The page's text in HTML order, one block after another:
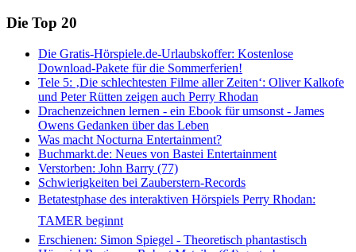
Die Top 20
Die Gratis-Hörspiele.de-Urlaubskoffer: Kostenlose
Download-Pakete für die Sommerferien!
Tele 5: ‚Die schlechtesten Filme aller Zeiten‘: Oliver Kalkofe
und Peter Rütten zeigen auch Perry Rhodan
Drachenzeichnen lernen - ein Ebook für umsonst - James
Owens Gedanken über das Leben
Was macht Nocturna Entertainment?
Buchmarkt.de: Neues von Bastei Entertainment
Verstorben: John Barry (77)
Schwierigkeiten bei Zauberstern-Records
Betatestphase des interaktiven Hörspiels Perry Rhodan:
TAMER beginnt
Erschienen: Simon Spiegel - Theoretisch phantastisch